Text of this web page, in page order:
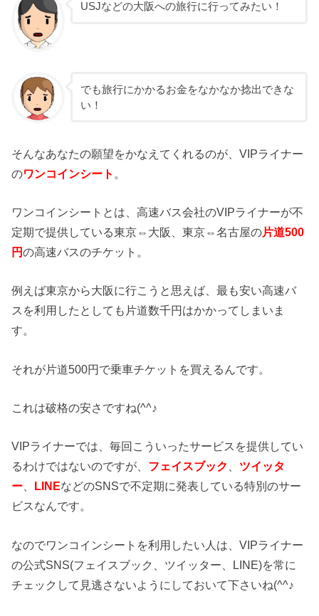
USJなどの大阪への旅行に行ってみたい！
でも旅行にかかるお金をなかなか捻出できな
い！
そんなあなたの願望をかなえてくれるのが、VIPライナー
のワンコインシート
ワンコインシートとは、高速バス会社のVIPライナーが不
定期で提供している東京⇔大阪、東京⇔名古屋の片道500
円の高速バスのチケット。
例えば東京から大阪に行こうと思えば、最も安い高速バ
スを利用したとしても片道数千円はかかってしまいま
す。
それが片道500円で乗車チケットを買えるんです。
これは破格の安さですね(^^♪
VIPライナーでは、毎回こういったサービスを提供してい
るわけではないのですが、 フェイスブック
ツイッタ
ー
LINEなどのSNSで不定期に発表している特別のサー
ビスなんです。
なのでワンコインシートを利用したい人は、VIPライナー
の公式SNS(フェイスブック、ツイッター、LINE)を常に
チェックして見逃さないようにしておいて下さいね(^^♪